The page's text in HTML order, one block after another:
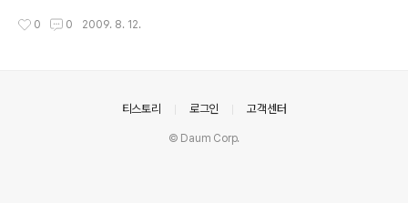
0 0 2009. 8. 12.
티스토리 로그인 고객센터
© Daum Corp.